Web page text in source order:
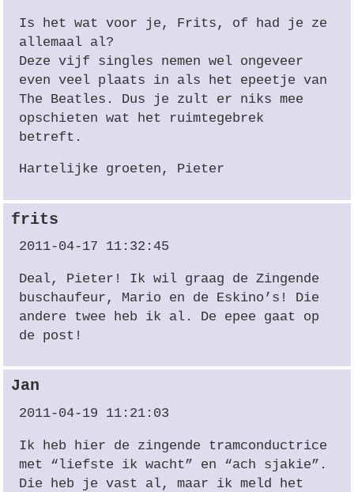
Is het wat voor je, Frits, of had je ze
allemaal al?
Deze vijf singles nemen wel ongeveer
even veel plaats in als het epeetje van
The Beatles. Dus je zult er niks mee
opschieten wat het ruimtegebrek
betreft.
Hartelijke groeten, Pieter
frits
2011-04-17 11:32:45
Deal, Pieter! Ik wil graag de Zingende
buschaufeur, Mario en de Eskino’s! Die
andere twee heb ik al. De epee gaat op
de post!
Jan
2011-04-19 11:21:03
Ik heb hier de zingende tramconductrice
met “liefste ik wacht” en “ach sjakie”.
Die heb je vast al, maar ik meld het